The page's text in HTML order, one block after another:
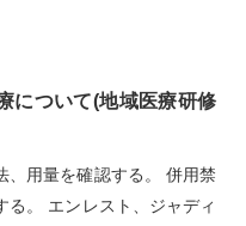
について(地域医療研修
、用量を確認する。 併用禁
る。 エンレスト、ジャディ